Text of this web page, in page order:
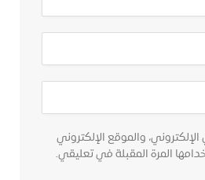
والموقع الإلكتروني
المرة المقبلة في تعليقي.